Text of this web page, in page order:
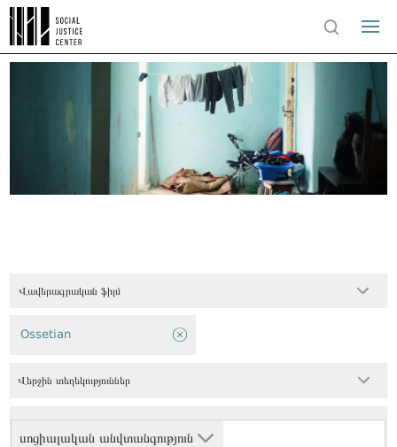
Վավերագրական ֆիլմ
սոցիալական անվտանգություն
Ossetian
Վերջին տեղեկություններ